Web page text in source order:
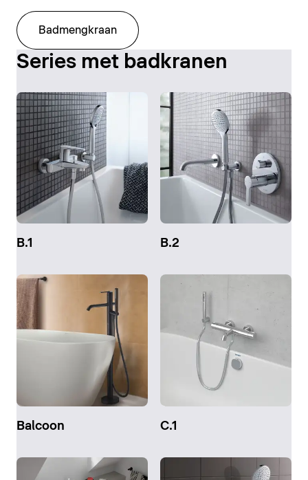
Badmengkraan
Series met badkranen
B.1 B.2
Balcoon C.1